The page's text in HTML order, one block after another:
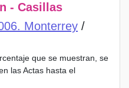
- Casillas
Monterrey /
que se muestran, se
las Actas hasta el